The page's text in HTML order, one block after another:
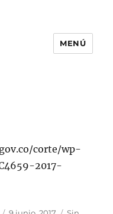
MENÚ
corte/wp-
2017-